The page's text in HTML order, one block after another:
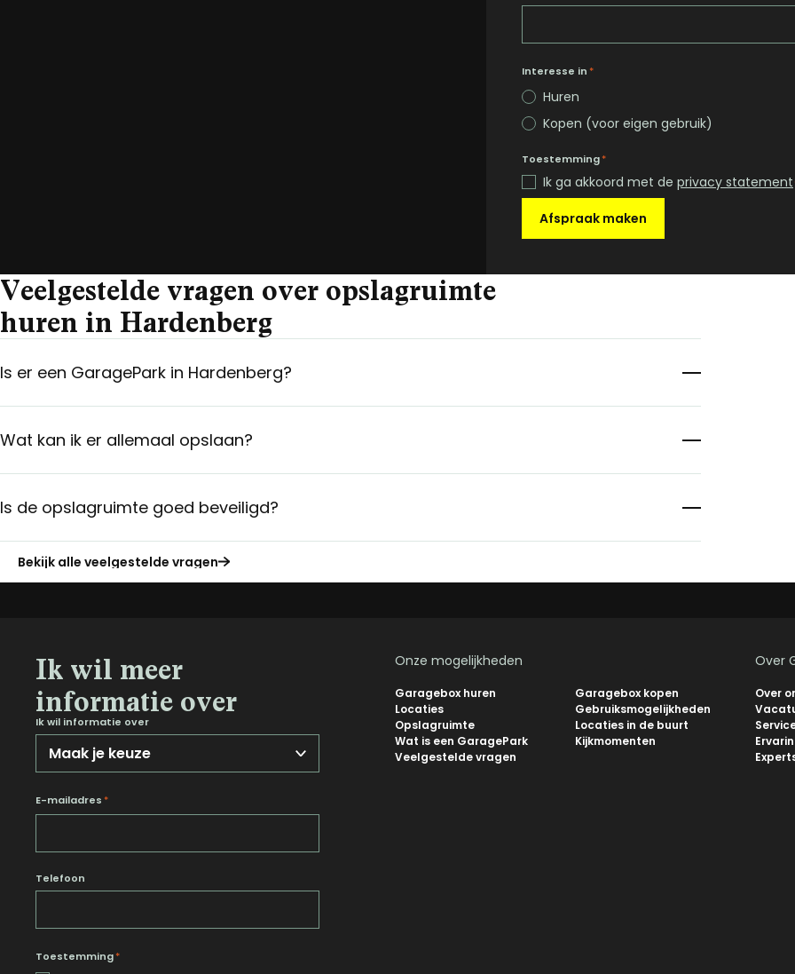
Interesse in *
Huren
Kopen (voor eigen gebruik)
Toestemming*
Ik ga akkoord met de privacy statement
Afspraak maken
Veelgestelde vragen over opslagruimte
huren in Hardenberg
Is er een GaragePark in Hardenberg?
Wat kan ik er allemaal opslaan?
Is de opslagruimte goed beveiligd?
Bekijk alle veelgestelde vragen
Ik wil meer
informatie over
Ik wil informatie over
E-mailadres *
Telefoon
Toestemming*
Onze mogelijkheden
Garagebox huren
Garagebox kopen
Locaties
Gebruiksmogelijkheden
Opslagruimte
Locaties in de buurt
Wat is een GaragePark
Kijkmomenten
Veelgestelde vragen
Over
Over